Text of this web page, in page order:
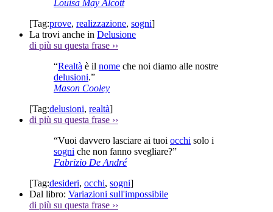
Louisa May Alcott
[Tag:prove, realizzazione, sogni]
La trovi anche in Delusione
di più su questa frase ››
“Realtà è il nome che noi diamo alle nostre
delusioni.”
Mason Cooley
[Tag:delusioni, realtà]
di più su questa frase ››
“Vuoi davvero lasciare ai tuoi occhi solo i
sogni che non fanno svegliare?”
Fabrizio De André
[Tag:desideri, occhi, sogni]
Dal libro: Variazioni sull'impossibile
di più su questa frase ››